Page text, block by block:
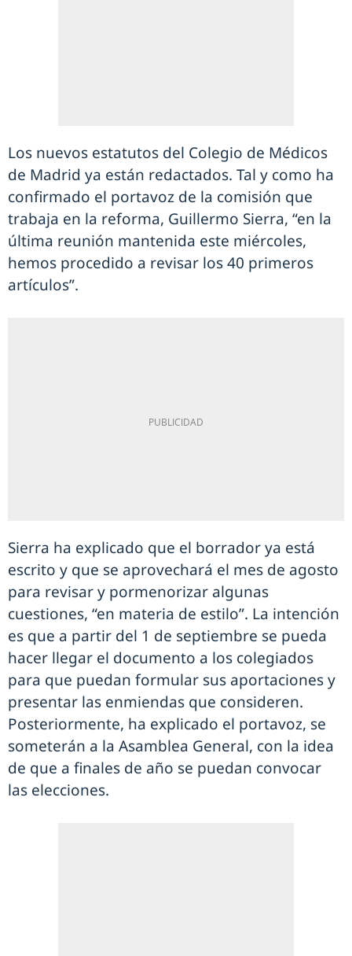
Los nuevos estatutos del Colegio de Médicos
de Madrid ya están redactados. Tal y como ha
confirmado el portavoz de la comisión que
trabaja en la reforma, Guillermo Sierra, “en la
última reunión mantenida este miércoles,
hemos procedido a revisar los 40 primeros
artículos”.
Sierra ha explicado que el borrador ya está
escrito y que se aprovechará el mes de agosto
para revisar y pormenorizar algunas
cuestiones, “en materia de estilo”. La intención
es que a partir del 1 de septiembre se pueda
hacer llegar el documento a los colegiados
para que puedan formular sus aportaciones y
presentar las enmiendas que consideren.
Posteriormente, ha explicado el portavoz, se
someterán a la Asamblea General, con la idea
de que a finales de año se puedan convocar
las elecciones.